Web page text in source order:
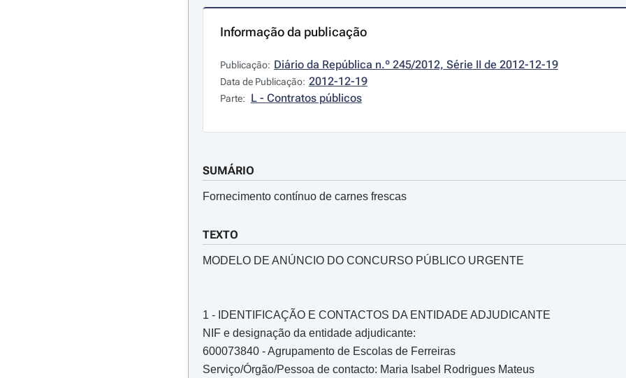
Informação da publicação
Publicação: Diário da República n.º 245/2012, Série II de 2012-12-19
Data de Publicação: 2012-12-19
Parte: L - Contratos públicos
SUMÁRIO
Fornecimento contínuo de carnes frescas
TEXTO
MODELO DE ANÚNCIO DO CONCURSO PÚBLICO URGENTE
1 - IDENTIFICAÇÃO E CONTACTOS DA ENTIDADE ADJUDICANTE
NIF e designação da entidade adjudicante:
600073840 - Agrupamento de Escolas de Ferreiras
Serviço/Órgão/Pessoa de contacto: Maria Isabel Rodrigues Mateus